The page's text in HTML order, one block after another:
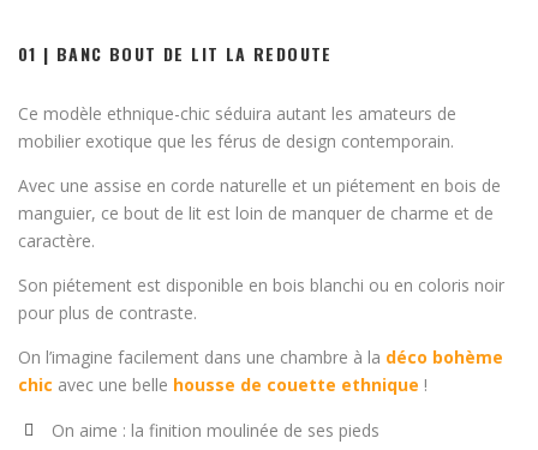
01 | BANC BOUT DE LIT LA REDOUTE
Ce modèle ethnique-chic séduira autant les amateurs de
mobilier exotique que les férus de design contemporain.
Avec une assise en corde naturelle et un piétement en bois de
manguier, ce bout de lit est loin de manquer de charme et de
caractère.
Son piétement est disponible en bois blanchi ou en coloris noir
pour plus de contraste.
On l’imagine facilement dans une chambre à la déco bohème
chic avec une belle housse de couette ethnique !
On aime : la finition moulinée de ses pieds